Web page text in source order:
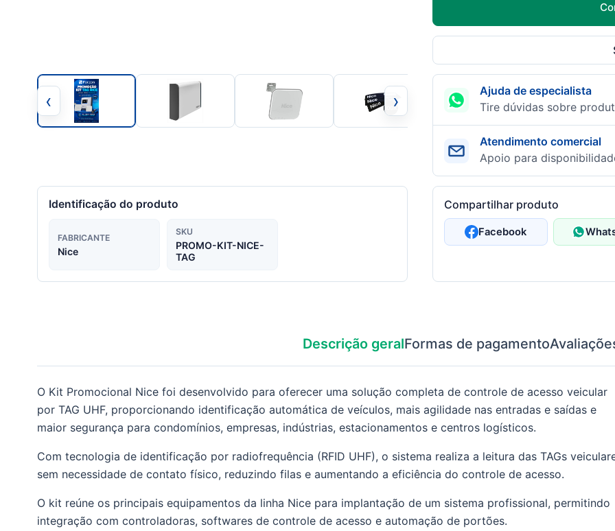
‹ ›
Ajuda de especialista
Tire dúvidas sobre
Atendimento comercial
Apoio para
Identificação do produto
FABRICANTE
Nice
SKU
PROMO-KIT-NICE-
TAG
Compartilhar produto
Facebook
Descrição geralFormas de pagamento
O Kit Promocional Nice foi desenvolvido para oferecer uma solução completa de controle de acesso veicular
por TAG UHF, proporcionando identificação automática de veículos, mais agilidade nas entradas e saídas e
maior segurança para condomínios, empresas, indústrias, estacionamentos e centros logísticos.
Com tecnologia de identificação por radiofrequência (RFID UHF), o sistema realiza a leitura das TAGs
sem necessidade de contato físico, reduzindo filas e aumentando a eficiência do controle de acesso.
O kit reúne os principais equipamentos da linha Nice para implantação de um sistema profissional, permitindo
integração com controladoras, softwares de controle de acesso e automação de portões.